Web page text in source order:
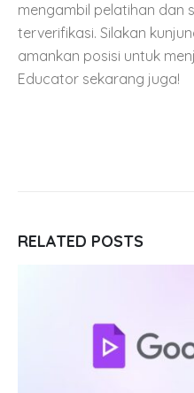
mengambil pelatihan dan
terverifikasi. Silakan
amankan posisi untuk
Educator sekarang juga!
RELATED POSTS